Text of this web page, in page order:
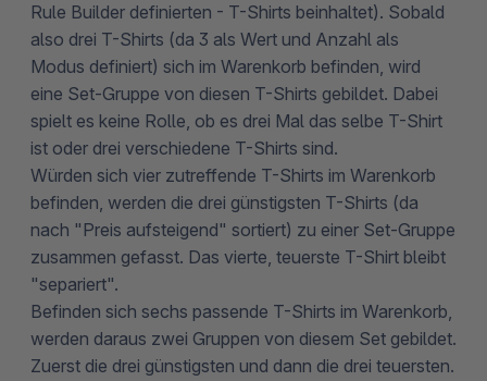
Rule Builder definierten - T-Shirts beinhaltet). Sobald
also drei T-Shirts (da 3 als Wert und Anzahl als
Modus definiert) sich im Warenkorb befinden, wird
eine Set-Gruppe von diesen T-Shirts gebildet. Dabei
spielt es keine Rolle, ob es drei Mal das selbe T-Shirt
ist oder drei verschiedene T-Shirts sind.
Würden sich vier zutreffende T-Shirts im Warenkorb
befinden, werden die drei günstigsten T-Shirts (da
nach "Preis aufsteigend" sortiert) zu einer Set-Gruppe
zusammen gefasst. Das vierte, teuerste T-Shirt bleibt
"separiert".
Befinden sich sechs passende T-Shirts im Warenkorb,
werden daraus zwei Gruppen von diesem Set gebildet.
Zuerst die drei günstigsten und dann die drei teuersten.